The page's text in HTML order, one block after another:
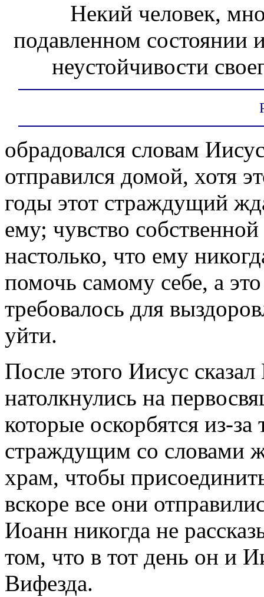
Некий человек,
подавленном состоянии
неустойчивости
обрадовался словам
отправился домой, хотя
годы этот страждущий
ему; чувство
настолько, что ему
помочь самому себе, а
требовалось для
уйти.
После этого Иисус
натолкнулись на
которые оскорбятся из-
страждущим со словами
храм, чтобы
вскоре все они
Иоанн никогда не
том, что в тот день он и
Вифезда.